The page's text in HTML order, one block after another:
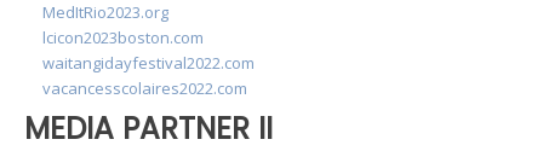
MedItRio2023.org
lcicon2023boston.com
waitangidayfestival2022.com
vacancesscolaires2022.com
MEDIA PARTNER II